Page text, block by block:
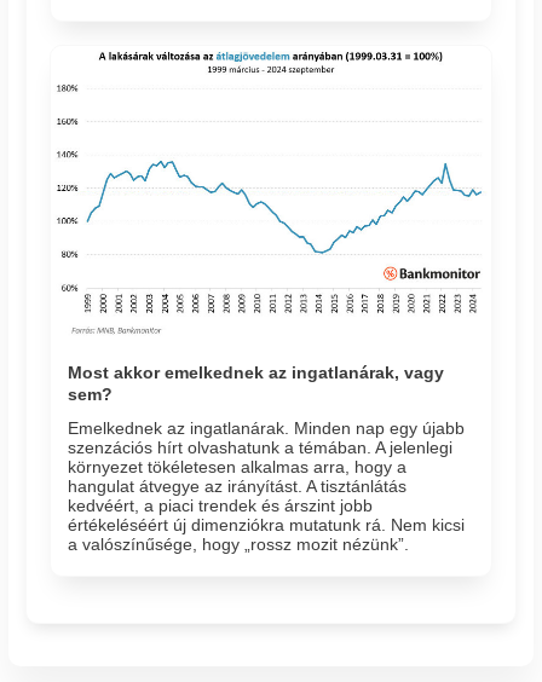
Most akkor emelkednek az ingatlanárak, vagy
sem?
Emelkednek az ingatlanárak. Minden nap egy újabb
szenzációs hírt olvashatunk a témában. A jelenlegi
környezet tökéletesen alkalmas arra, hogy a
hangulat átvegye az irányítást. A tisztánlátás
kedvéért, a piaci trendek és árszint jobb
értékeléséért új dimenziókra mutatunk rá. Nem kicsi
a valószínűsége, hogy „rossz mozit nézünk”.